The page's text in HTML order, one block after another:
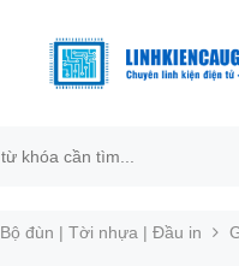
Bộ đùn | Tời nhựa | Đầu in